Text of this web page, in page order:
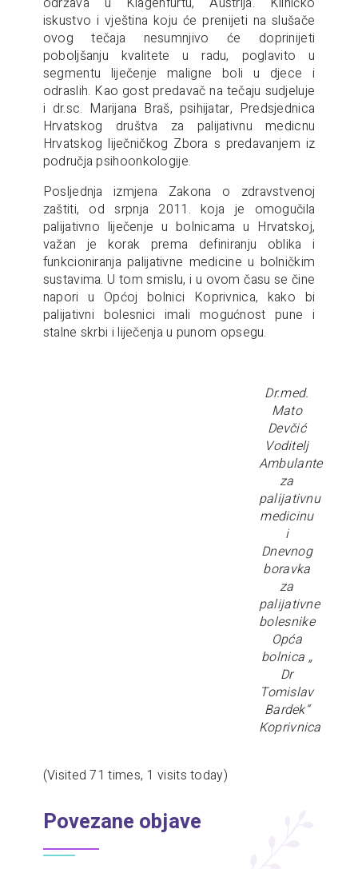
iskustvo i vještina koju će prenijeti na slušače
ovog tečaja nesumnjivo će doprinijeti
poboljšanju kvalitete u radu, poglavito u
segmentu liječenje maligne boli u djece i
odraslih. Kao gost predavač na tečaju sudjeluje
i dr.sc. Marijana Braš, psihijatar, Predsjednica
Hrvatskog društva za palijativnu medicnu
Hrvatskog liječničkog Zbora s predavanjem iz
područja psihoonkologije.
Posljednja izmjena Zakona o zdravstvenoj
zaštiti, od srpnja 2011. koja je omogučila
palijativno liječenje u bolnicama u Hrvatskoj,
važan je korak prema definiranju oblika i
funkcioniranja palijativne medicine u bolničkim
sustavima. U tom smislu, i u ovom času se čine
napori u Općoj bolnici Koprivnica, kako bi
palijativni bolesnici imali mogućnost pune i
stalne skrbi i liječenja u punom opsegu.
Dr.med.
Mato
Devčić
Voditelj
Ambulante
za
palijativnu
medicinu
i
Dnevnog
boravka
za
palijativne
bolesnike
Opća
bolnica „
Dr
Tomislav
Bardek“
Koprivnica
(Visited 71 times, 1 visits today)
Povezane objave